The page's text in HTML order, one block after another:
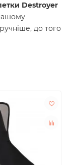
Destroyer
до того